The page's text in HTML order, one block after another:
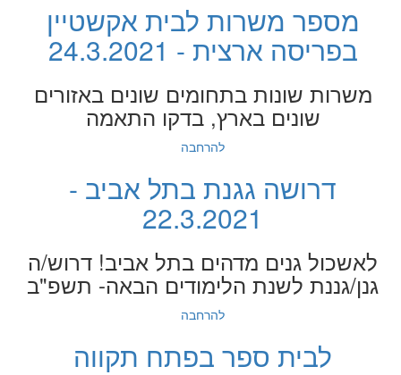
מספר משרות לבית אקשטיין
בפריסה ארצית - 24.3.2021
משרות שונות בתחומים שונים באזורים
שונים בארץ, בדקו התאמה
להרחבה
דרושה גגנת בתל אביב -
22.3.2021
לאשכול גנים מדהים בתל אביב! דרוש/ה
גנן/גננת לשנת הלימודים הבאה- תשפ"ב
להרחבה
לבית ספר בפתח תקווה